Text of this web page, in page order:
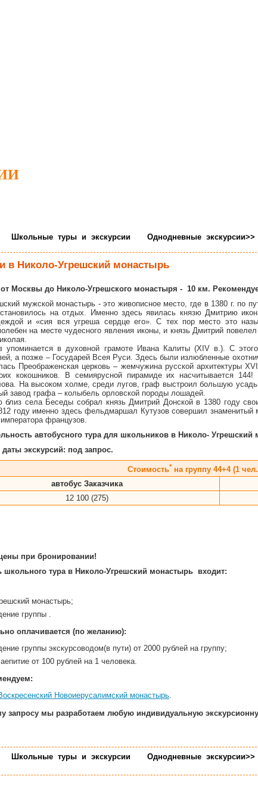
Школьные туры и экскурсии Однодневные экскурсии>>
в Николо-Угрешский монастырь
от Москвы до Николо-Угрешского монастыря - 10 км.
мужской монастырь - это живописное место, где в 1380 г. по
на отдых. Именно здесь явилась князю Дмитрию
и «сия вся угреша сердце его». С тех пор место это
на месте чудесного явления иконы, и князь Дмитрий
упоминается в духовной грамоте Ивана Калиты (XIV в.). С
а позже – Государей Всея Руси. Здесь были излюбленные
Преображенская церковь – жемчужина русской архитектуры
кокошников. В семиярусной пирамиде их насчитывается
На высоком холме, среди лугов, граф выстроил большую
завод графа – колыбель орловской породы лошадей.
близ села Беседы собрал князь Дмитрий Донской в 1380 году
году именно здесь фельдмаршал Кутузов совершил знаменитый
французов.
автобусного тура для школьников в Николо- Угрешский
экскурсий: под запрос.
Cтоимость* на группу 44+4 (1
автобус Заказчика
12 100 (275)
при бронировании!
школьного тура в Николо-Угрешский монастырь входит:
монастырь;
группы .
оплачивается (по желанию):
группы экскурсоводом(в пути) от 2000 рублей на группу;
от 100 рублей на 1 человека.
Новоиерусалимский монастырь.
запросу мы разработаем любую индивидуальную
Школьные туры и экскурсии Однодневные экскурсии>>